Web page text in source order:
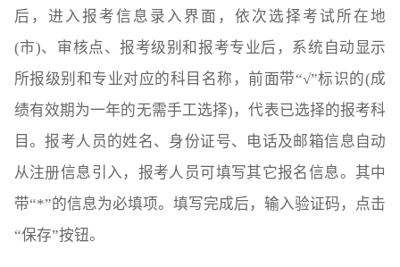
后，进入报考信息录入界面，依次选择考试所在地
(市)、审核点、报考级别和报考专业后，系统自动显示
所报级别和专业对应的科目名称，前面带“√”标识的(成
绩有效期为一年的无需手工选择)，代表已选择的报考科
目。报考人员的姓名、身份证号、电话及邮箱信息自动
从注册信息引入，报考人员可填写其它报名信息。其中
带“*”的信息为必填项。填写完成后，输入验证码，点击
“保存”按钮。